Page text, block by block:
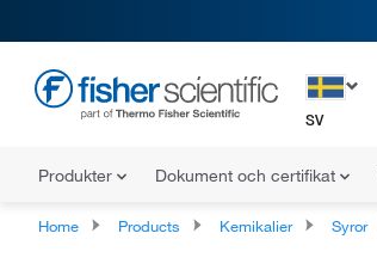
SV
Produkter Dokument och certifikat
Home Products Kemikalier Syror